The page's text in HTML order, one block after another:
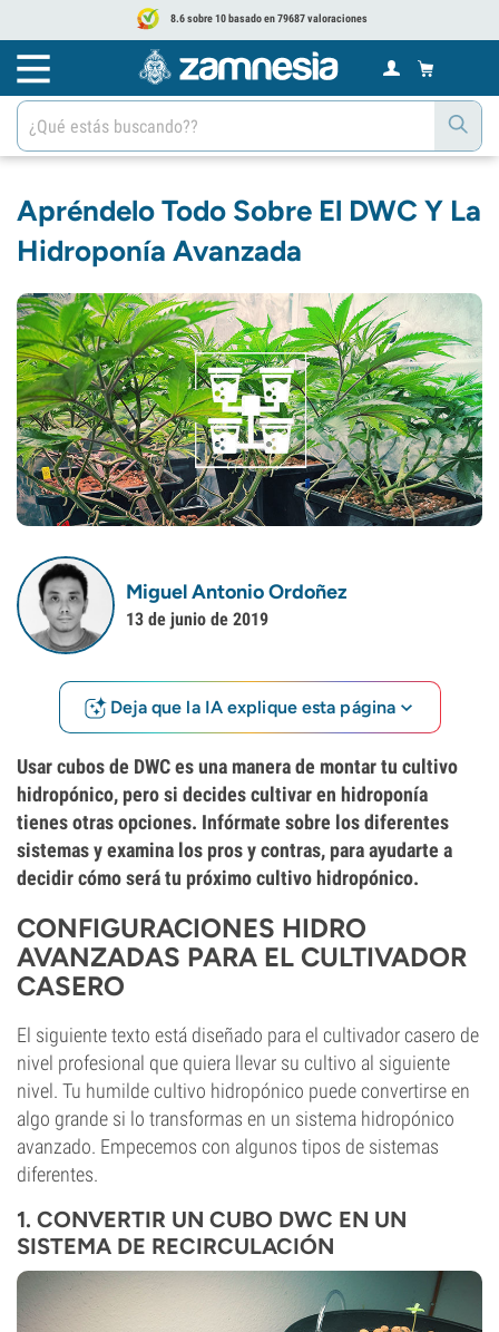
8.6 sobre 10 basado en 79687 valoraciones
Apréndelo Todo Sobre El DWC Y La
Hidroponía Avanzada
Miguel Antonio Ordoñez
13 de junio de 2019
Deja que la IA explique esta página
Usar cubos de DWC es una manera de montar tu cultivo
hidropónico, pero si decides cultivar en hidroponía
tienes otras opciones. Infórmate sobre los diferentes
sistemas y examina los pros y contras, para ayudarte a
decidir cómo será tu próximo cultivo hidropónico.
CONFIGURACIONES HIDRO
AVANZADAS PARA EL CULTIVADOR
CASERO
El siguiente texto está diseñado para el cultivador casero de
nivel profesional que quiera llevar su cultivo al siguiente
nivel. Tu humilde cultivo hidropónico puede convertirse en
algo grande si lo transformas en un sistema hidropónico
avanzado. Empecemos con algunos tipos de sistemas
diferentes.
1. CONVERTIR UN CUBO DWC EN UN
SISTEMA DE RECIRCULACIÓN